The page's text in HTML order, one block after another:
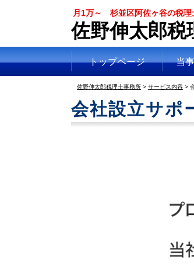
月1万～ 杉並区阿佐ヶ谷の税理
佐野伸太郎税
トップページ 当
佐野伸太郎税理士事務所 > サービス内容 >
会社設立サポ